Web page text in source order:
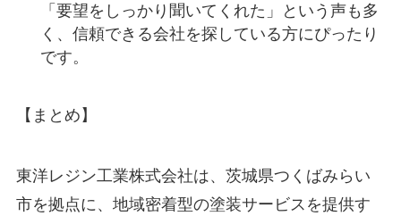
「要望をしっかり聞いてくれた」という声も多
く、信頼できる会社を探している方にぴったり
です。
【まとめ】
東洋レジン工業株式会社は、茨城県つくばみらい
市を拠点に、地域密着型の塗装サービスを提供す